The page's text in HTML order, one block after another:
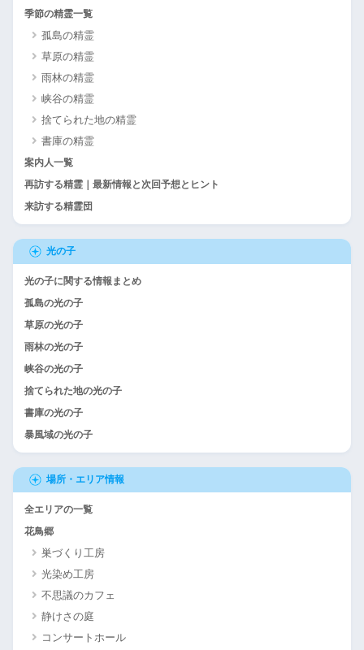
季節の精霊一覧
孤島の精霊
草原の精霊
雨林の精霊
峡谷の精霊
捨てられた地の精霊
書庫の精霊
案内人一覧
再訪する精霊｜最新情報と次回予想とヒント
来訪する精霊団
光の子
光の子に関する情報まとめ
孤島の光の子
草原の光の子
雨林の光の子
峡谷の光の子
捨てられた地の光の子
書庫の光の子
暴風域の光の子
場所・エリア情報
全エリアの一覧
花鳥郷
巣づくり工房
光染め工房
不思議のカフェ
静けさの庭
コンサートホール